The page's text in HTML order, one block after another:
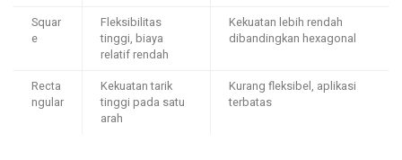
Squar
e
Fleksibilitas
tinggi, biaya
relatif rendah
Kekuatan lebih rendah
dibandingkan hexagonal
Recta
ngular
Kekuatan tarik
tinggi pada satu
arah
Kurang fleksibel, aplikasi
terbatas